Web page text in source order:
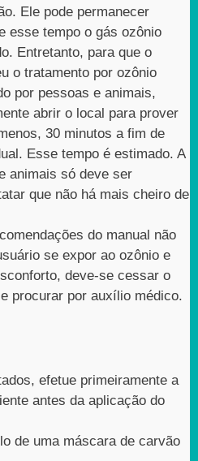
Ele pode permanecer
esse tempo o gás ozônio
Entretanto, para que o
o tratamento por ozônio
por pessoas e animais,
abrir o local para prover
30 minutos a fim de
Esse tempo é estimado. A
animais só deve ser
que não há mais cheiro de
do manual não
se expor ao ozônio e
deve-se cessar o
procurar por auxílio médico.
efetue primeiramente a
antes da aplicação do
de uma máscara de carvão